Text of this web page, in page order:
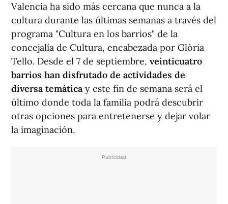
Valencia ha sido más cercana que nunca a la
cultura durante las últimas semanas a través del
programa "Cultura en los barrios" de la
concejalía de Cultura, encabezada por Glòria
Tello. Desde el 7 de septiembre, veinticuatro
barrios han disfrutado de actividades de
diversa temática y este fin de semana será el
último donde toda la familia podrá descubrir
otras opciones para entretenerse y dejar volar
la imaginación.